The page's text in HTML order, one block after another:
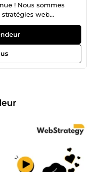
! Nous sommes
stratégies web
nos clients à se
expertise repose
solutions sur mesure
et mesurables.
sur TikTok
: Nous appliquons
pour attirer
contenu pertinent
vos
de votre marque ou
Grâce à des analyses
et des tendances